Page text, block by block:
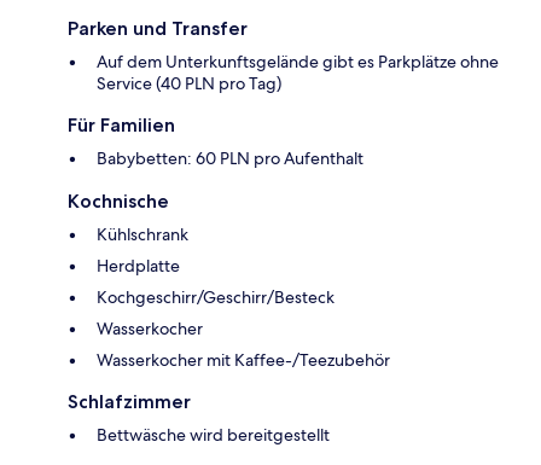
Parken und Transfer
Auf dem Unterkunftsgelände gibt es Parkplätze ohne
Service (40 PLN pro Tag)
Für Familien
Babybetten: 60 PLN pro Aufenthalt
Kochnische
Kühlschrank
Herdplatte
Kochgeschirr/Geschirr/Besteck
Wasserkocher
Wasserkocher mit Kaffee-/Teezubehör
Schlafzimmer
Bettwäsche wird bereitgestellt